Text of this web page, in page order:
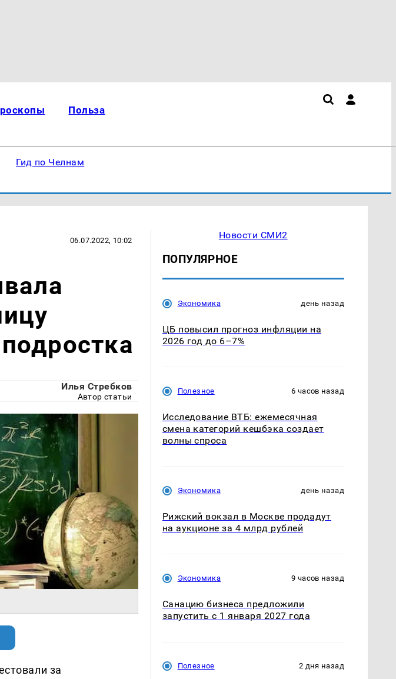
Польза
Гид по Челнам
06.07.2022, 10:02
Илья Стребков
Автор статьи
за
Новости СМИ2
ПОПУЛЯРНОЕ
Экономика день назад
ЦБ повысил прогноз инфляции на
2026 год до 6–7%
Полезное 6 часов назад
Исследование ВТБ: ежемесячная
смена категорий кешбэка создает
волны спроса
Экономика день назад
Рижский вокзал в Москве продадут
на аукционе за 4 млрд рублей
Экономика 9 часов назад
Санацию бизнеса предложили
запустить с 1 января 2027 года
Полезное 2 дня назад